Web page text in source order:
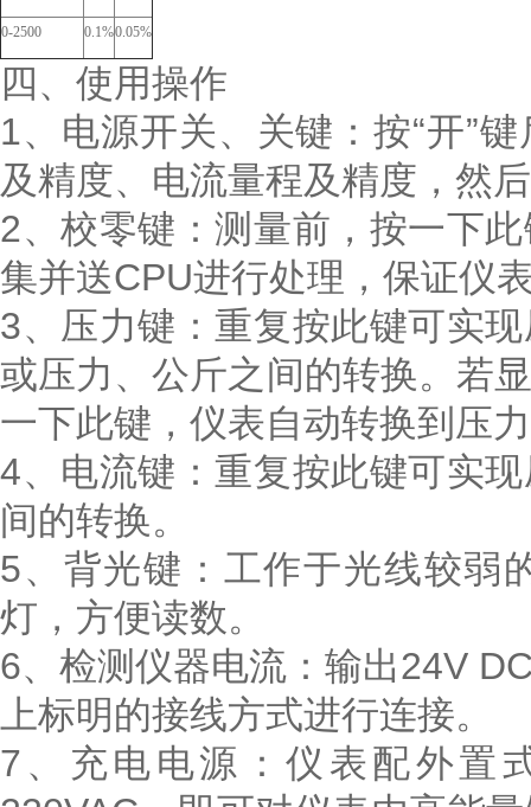
0-2500 0.1%0.05%
四、使用操作
1、电源开关、关键：按“开”
及精度、电流量程及精度，然
2、校零键：测量前，按一下
集并送CPU进行处理，保证仪
3、压力键：重复按此键可实
或压力、公斤之间的转换。若
一下此键，仪表自动转换到压
4、电流键：重复按此键可实
间的转换。
5、背光键：工作于光线较弱
灯，方便读数。
6、检测仪器电流：输出24V
上标明的接线方式进行连接。
7、充电电源：仪表配外置